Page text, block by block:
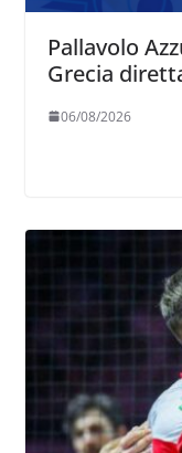
Pallavolo
Grecia
06/08/2026